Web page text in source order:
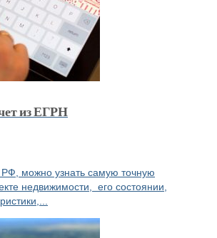
из ЕГРН
можно узнать самую точную
недвижимости, его состоянии,